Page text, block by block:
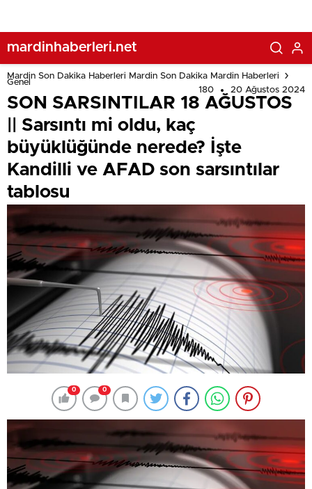
mardinhaberleri.net
Mardin Son Dakika Haberleri Mardin Son Dakika Mardin Haberleri
Genel
180
20 Ağustos 2024
SON SARSINTILAR 18 AĞUSTOS
|| Sarsıntı mi oldu, kaç
büyüklüğünde nerede? İşte
Kandilli ve AFAD son sarsıntılar
tablosu
0 0